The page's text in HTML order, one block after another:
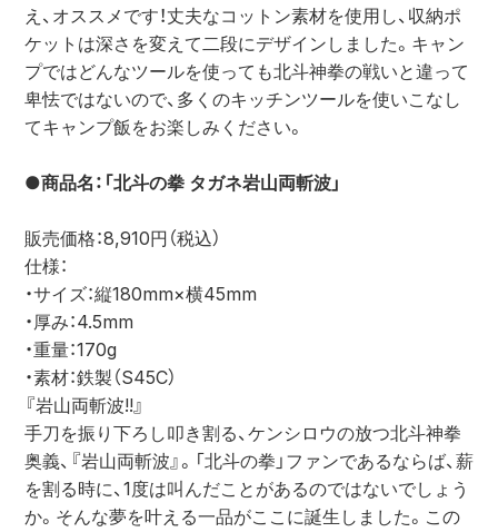
え、オススメです！丈夫なコットン素材を使用し、収納ポ
ケットは深さを変えて二段にデザインしました。キャン
プではどんなツールを使っても北斗神拳の戦いと違って
卑怯ではないので、多くのキッチンツールを使いこなし
てキャンプ飯をお楽しみください。
●商品名：「北斗の拳 タガネ岩山両斬波」
販売価格：8,910円（税込）
仕様：
・サイズ：縦180mm×横45mm
・厚み：4.5mm
・重量：170g
・素材：鉄製（S45C）
『岩山両斬波!!』
手刀を振り下ろし叩き割る、ケンシロウの放つ北斗神拳
奥義、『岩山両斬波』。「北斗の拳」ファンであるならば、薪
を割る時に、1度は叫んだことがあるのではないでしょう
か。そんな夢を叶える一品がここに誕生しました。この